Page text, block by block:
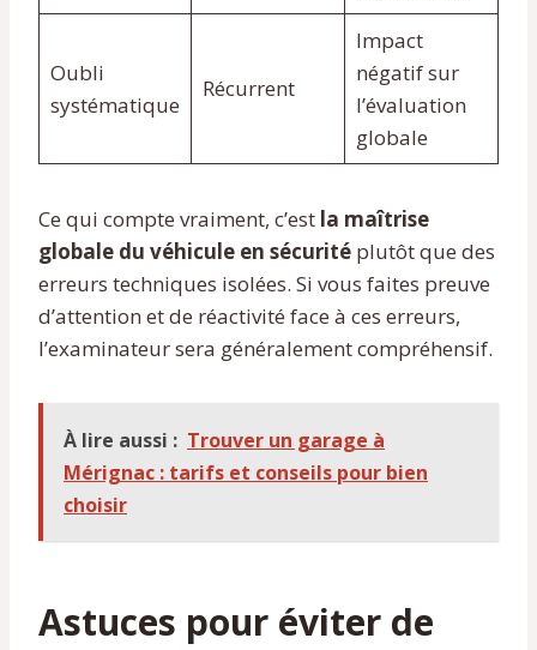
Oubli
systématique
Récurrent
Impact
négatif sur
l’évaluation
globale
Ce qui compte vraiment, c’est la maîtrise
globale du véhicule en sécurité plutôt que des
erreurs techniques isolées. Si vous faites preuve
d’attention et de réactivité face à ces erreurs,
l’examinateur sera généralement compréhensif.
À lire aussi : Trouver un garage à
Mérignac : tarifs et conseils pour bien
choisir
Astuces pour éviter de